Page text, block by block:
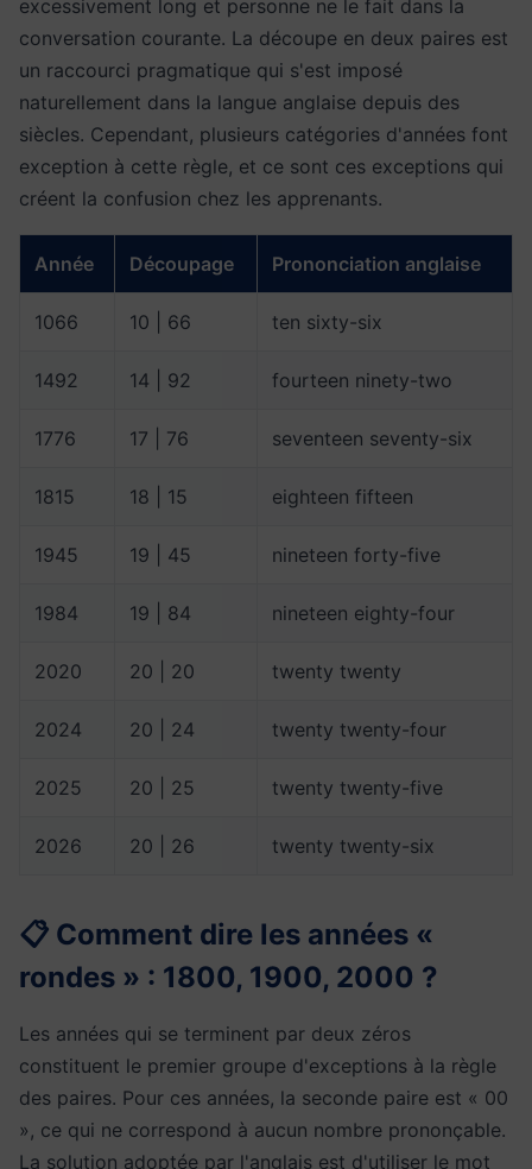
excessivement long et personne ne le fait dans la
conversation courante. La découpe en deux paires est
un raccourci pragmatique qui s'est imposé
naturellement dans la langue anglaise depuis des
siècles. Cependant, plusieurs catégories d'années font
exception à cette règle, et ce sont ces exceptions qui
créent la confusion chez les apprenants.
Année Découpage Prononciation anglaise
1066 10 | 66 ten sixty-six
1492 14 | 92 fourteen ninety-two
1776 17 | 76 seventeen seventy-six
1815 18 | 15 eighteen fifteen
1945 19 | 45 nineteen forty-five
1984 19 | 84 nineteen eighty-four
2020 20 | 20 twenty twenty
2024 20 | 24 twenty twenty-four
2025 20 | 25 twenty twenty-five
2026 20 | 26 twenty twenty-six
📋 Comment dire les années «
rondes » : 1800, 1900, 2000 ?
Les années qui se terminent par deux zéros
constituent le premier groupe d'exceptions à la règle
des paires. Pour ces années, la seconde paire est « 00
», ce qui ne correspond à aucun nombre prononçable.
La solution adoptée par l'anglais est d'utiliser le mot